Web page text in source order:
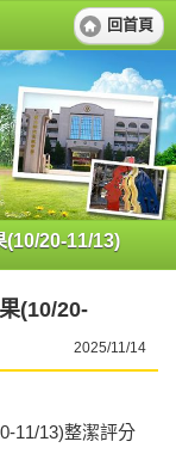
回首頁
(10/20-11/13)
(10/20-
2025/11/14
11/13)整潔評分